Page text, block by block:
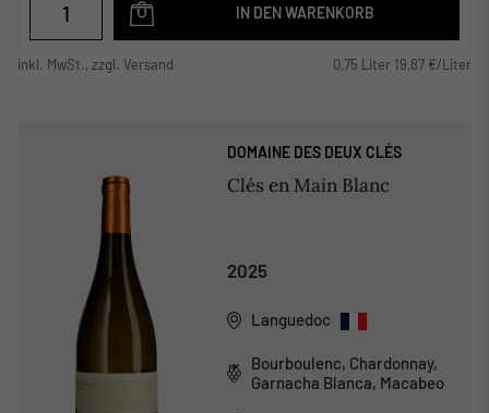
IN DEN WARENKORB
inkl. MwSt., zzgl. Versand 0,75 Liter 19,87 €/Liter
DOMAINE DES DEUX CLÉS
Clés en Main Blanc
2025
Languedoc
Bourboulenc, Chardonnay,
Garnacha Blanca, Macabeo